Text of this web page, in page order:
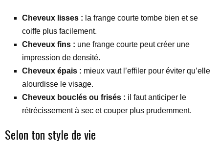
Cheveux lisses : la frange courte tombe bien et se
coiffe plus facilement.
Cheveux fins : une frange courte peut créer une
impression de densité.
Cheveux épais : mieux vaut l’effiler pour éviter qu’elle
alourdisse le visage.
Cheveux bouclés ou frisés : il faut anticiper le
rétrécissement à sec et couper plus prudemment.
Selon ton style de vie